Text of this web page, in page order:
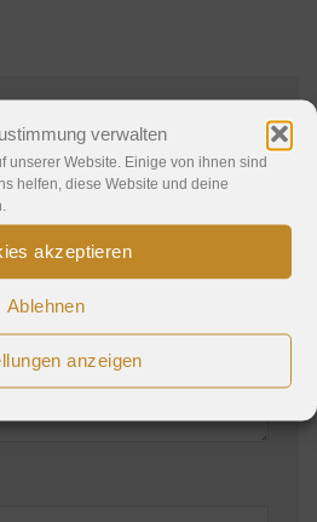
verwalten
unserer Website. Einige von ihnen sind
helfen, diese Website und deine
akzeptieren
Ablehnen
anzeigen
wird nicht veröffentlicht.